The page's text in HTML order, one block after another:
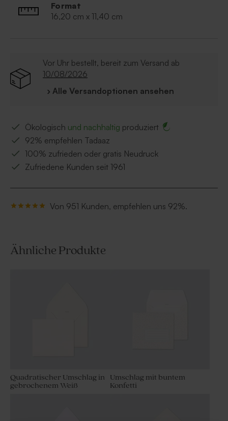
Format
16,20 cm x 11,40 cm
Vor Uhr bestellt, bereit zum Versand ab
10/08/2026
› Alle Versandoptionen ansehen
Ökologisch und nachhaltig produziert
92% empfehlen Tadaaz
100% zufrieden oder gratis Neudruck
Zufriedene Kunden seit 1961
Von 951 Kunden, empfehlen uns 92%.
Ähnliche Produkte
Quadratischer Umschlag in
gebrochenem Weiß
Umschlag mit buntem
Konfetti